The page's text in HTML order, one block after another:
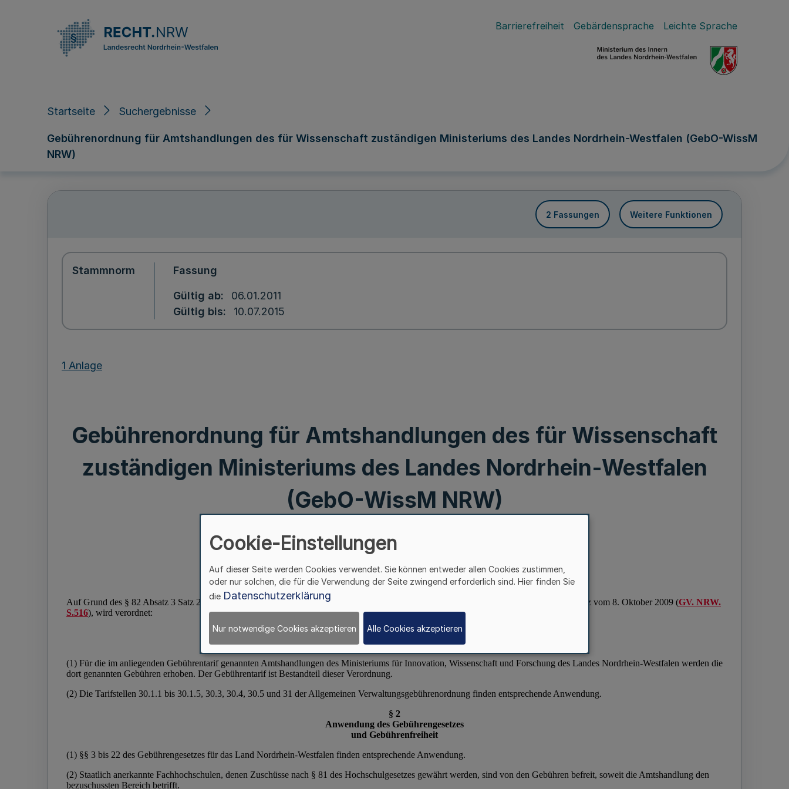
Barrierefreiheit Gebärdensprache Leichte Sprache
Startseite Suchergebnisse
Gebührenordnung für Amtshandlungen des für Wissenschaft zuständigen Ministeriums des Landes Nordrhein-Westfalen (GebO-WissM
NRW)
2 Fassungen Weitere Funktionen
Stammnorm Fassung
Gültig ab
06.01.2011
Gültig bis
10.07.2015
1 Anlage
Gebührenordnung für Amtshandlungen des für Wissenschaft
zuständigen Ministeriums des Landes Nordrhein-Westfalen
(GebO-WissM NRW)
Cookie-Einstellungen
Auf dieser Seite werden Cookies verwendet. Sie können entweder allen Cookies zustimmen,
oder nur solchen, die für die Verwendung der Seite zwingend erforderlich sind. Hier finden Sie
die Datenschutzerklärung
Nur notwendige Cookies akzeptieren Alle Cookies akzeptieren